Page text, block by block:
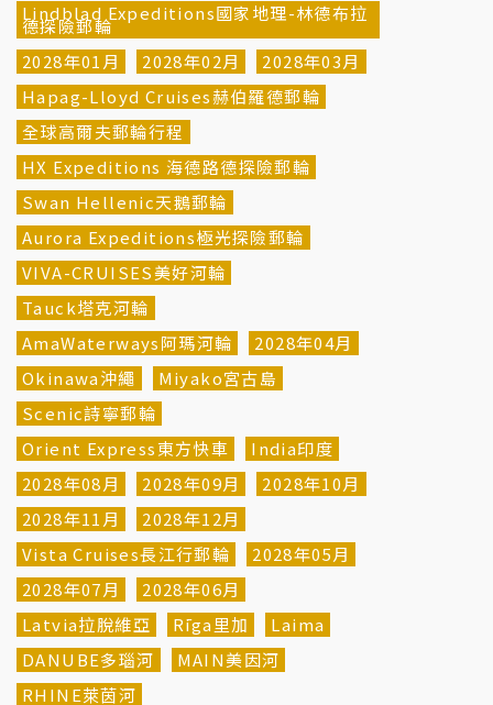
Lindblad Expeditions國家地理-林德布拉
德探險郵輪
2028年01月
2028年02月
2028年03月
Hapag-Lloyd Cruises赫伯羅德郵輪
全球高爾夫郵輪行程
HX Expeditions 海德路德探險郵輪
Swan Hellenic天鵝郵輪
Aurora Expeditions極光探險郵輪
VIVA-CRUISES美好河輪
Tauck塔克河輪
AmaWaterways阿瑪河輪
2028年04月
Okinawa沖繩
Miyako宮古島
Scenic詩寧郵輪
Orient Express東方快車
India印度
2028年08月
2028年09月
2028年10月
2028年11月
2028年12月
Vista Cruises長江行郵輪
2028年05月
2028年07月
2028年06月
Latvia拉脫維亞
Rīga里加
Laima
DANUBE多瑙河
MAIN美因河
RHINE萊茵河